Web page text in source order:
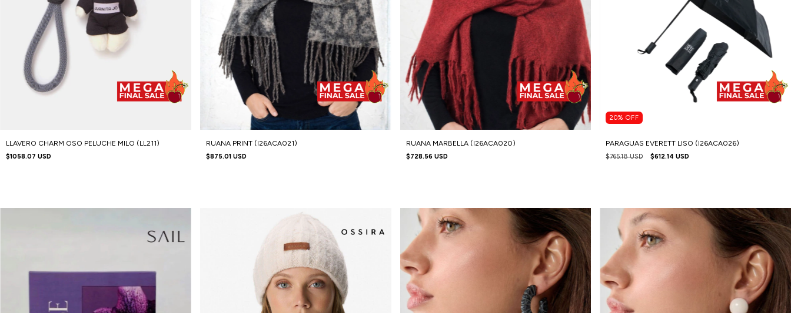
LLAVERO CHARM OSO PELUCHE MILO (LL211)
$1058.07 USD
RUANA PRINT (I26ACA021)
$875.01 USD
RUANA MARBELLA (I26ACA020)
$728.56 USD
20%OFF
PARAGUAS EVERETT LISO (I26ACA026)
$765.18 USD $612.14 USD